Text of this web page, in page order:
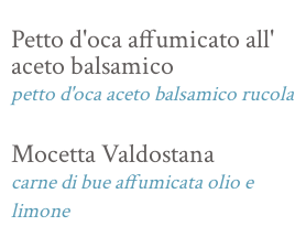
Petto d'oca affumicato all'
aceto balsamico
petto d'oca aceto balsamico rucola
Mocetta Valdostana
carne di bue affumicata olio e
limone